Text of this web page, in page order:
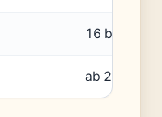
16 bis 25
ab 25 Jahren